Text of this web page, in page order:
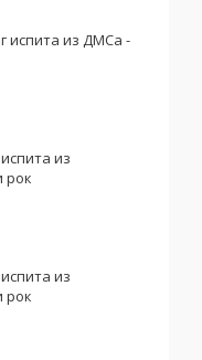
испита из ДМСа -
из
рок
из
рок